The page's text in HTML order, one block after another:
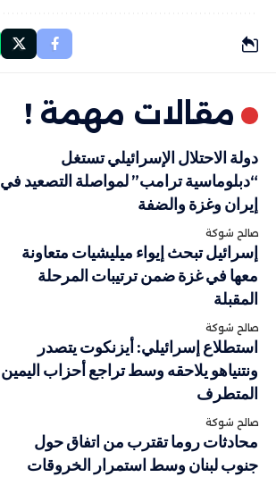
مقالات مهمة !
دولة الاحتلال الإسرائيلي تستغل
“دبلوماسية ترامب” لمواصلة التصعيد في
إيران وغزة والضفة
صالح شوكة
إسرائيل تبحث إيواء ميليشيات متعاونة
معها في غزة ضمن ترتيبات المرحلة
المقبلة
صالح شوكة
استطلاع إسرائيلي: أيزنكوت يتصدر
ونتنياهو يلاحقه وسط تراجع أحزاب اليمين
المتطرف
صالح شوكة
محادثات روما تقترب من اتفاق حول
جنوب لبنان وسط استمرار الخروقات